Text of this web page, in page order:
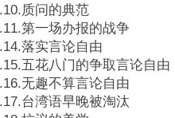
质问的典范
第一场办报的战争
落实言论自由
五花八门的争取言论自由
无趣不算言论自由
台湾语早晚被淘汰